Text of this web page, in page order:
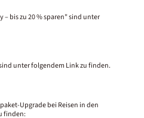
bis zu 20 % sparen" sind unter
unter folgendem Link zu finden.
Upgrade bei Reisen in den
finden: